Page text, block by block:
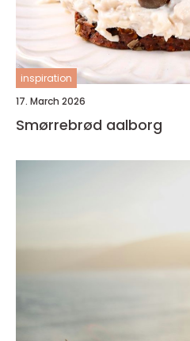
inspiration
17. March 2026
Smørrebrød aalborg